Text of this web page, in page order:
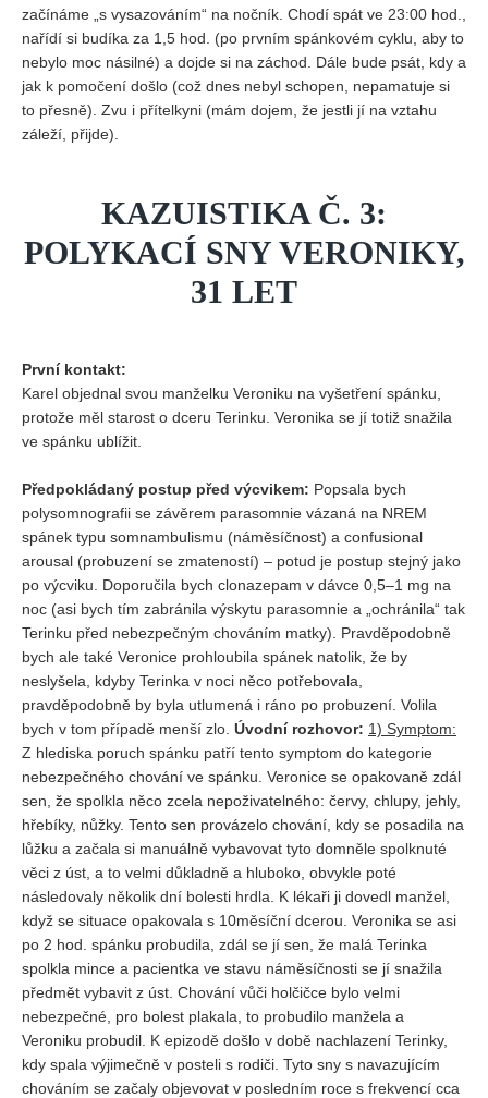
začínáme „s vysazováním“ na nočník. Chodí spát ve 23:00 hod.,
nařídí si budíka za 1,5 hod. (po prvním spánkovém cyklu, aby to
nebylo moc násilné) a dojde si na záchod. Dále bude psát, kdy a
jak k pomočení došlo (což dnes nebyl schopen, nepamatuje si
to přesně). Zvu i přítelkyni (mám dojem, že jestli jí na vztahu
záleží, přijde).
KAZUISTIKA Č. 3:
POLYKACÍ SNY VERONIKY,
31 LET
První kontakt:
Karel objednal svou manželku Veroniku na vyšetření spánku,
protože měl starost o dceru Terinku. Veronika se jí totiž snažila
ve spánku ublížit.
Předpokládaný postup před výcvikem: Popsala bych
polysomnografii se závěrem parasomnie vázaná na NREM
spánek typu somnambulismu (náměsíčnost) a confusional
arousal (probuzení se zmateností) – potud je postup stejný jako
po výcviku. Doporučila bych clonazepam v dávce 0,5–1 mg na
noc (asi bych tím zabránila výskytu parasomnie a „ochránila“ tak
Terinku před nebezpečným chováním matky). Pravděpodobně
bych ale také Veronice prohloubila spánek natolik, že by
neslyšela, kdyby Terinka v noci něco potřebovala,
pravděpodobně by byla utlumená i ráno po probuzení. Volila
bych v tom případě menší zlo. Úvodní rozhovor: 1) Symptom:
Z hlediska poruch spánku patří tento symptom do kategorie
nebezpečného chování ve spánku. Veronice se opakovaně zdál
sen, že spolkla něco zcela nepoživatelného: červy, chlupy, jehly,
hřebíky, nůžky. Tento sen provázelo chování, kdy se posadila na
lůžku a začala si manuálně vybavovat tyto domněle spolknuté
věci z úst, a to velmi důkladně a hluboko, obvykle poté
následovaly několik dní bolesti hrdla. K lékaři ji dovedl manžel,
když se situace opakovala s 10měsíční dcerou. Veronika se asi
po 2 hod. spánku probudila, zdál se jí sen, že malá Terinka
spolkla mince a pacientka ve stavu náměsíčnosti se jí snažila
předmět vybavit z úst. Chování vůči holčičce bylo velmi
nebezpečné, pro bolest plakala, to probudilo manžela a
Veroniku probudil. K epizodě došlo v době nachlazení Terinky,
kdy spala výjimečně v posteli s rodiči. Tyto sny s navazujícím
chováním se začaly objevovat v posledním roce s frekvencí cca